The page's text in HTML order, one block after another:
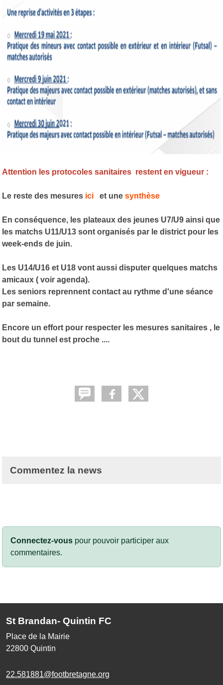
Attention les protocoles sanitaires restent en vigueur :
Le reste des mesures ici et une synthèse
En conséquence, les plateaux des jeunes U7/U9 ainsi que
les matchs U11/U13 sont organisés par le district pour les
week-ends de juin.
Les U14/U16 et U18 vont aussi disputer quelques matchs
amicaux ( voir agenda).
Les seniors reprennent contact au rythme d'une séance
par semaine.
Encore un effort pour respecter les mesures sanitaires , le
bout du tunnel est proche ....
Commentez la news
Connectez-vous pour pouvoir participer aux
commentaires.
St Brandan- Quintin FC
Place de la Mairie
22800 Quintin
22.581881@footbretagne.org